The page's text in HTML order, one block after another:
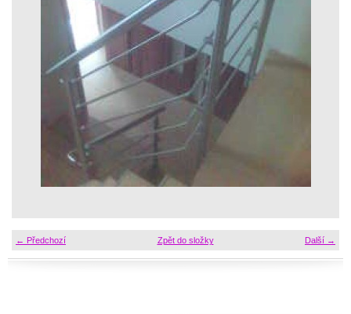
← Předchozí Další →
Zpět do složky